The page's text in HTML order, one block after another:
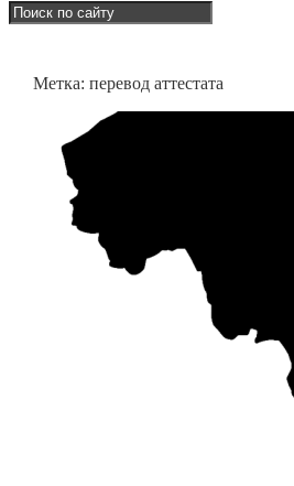
Метка: перевод аттестата